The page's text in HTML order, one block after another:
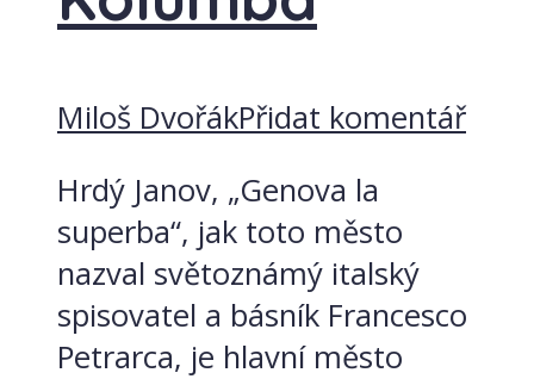
Miloš DvořákPřidat komentář
Hrdý Janov, „Genova la
superba“, jak toto město
nazval světoznámý italský
spisovatel a básník Francesco
Petrarca, je hlavní město